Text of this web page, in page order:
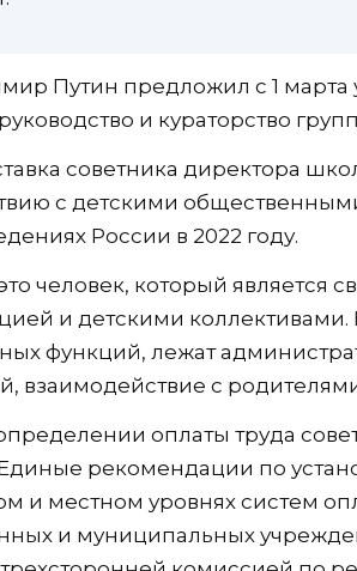
Путин предложил с 1 марта
и кураторство
советника директора
с детскими
России в 2022 году.
человек, который является
и детскими коллективами.
функций, лежат
взаимодействие с
оплаты труда
рекомендации по
и местном уровнях систем
и муниципальных